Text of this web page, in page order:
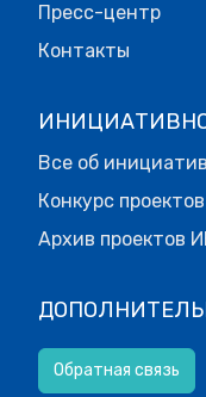
Пресс-центр
Контакты
Все об
Конкурс
Архив проектов
Обратная связь